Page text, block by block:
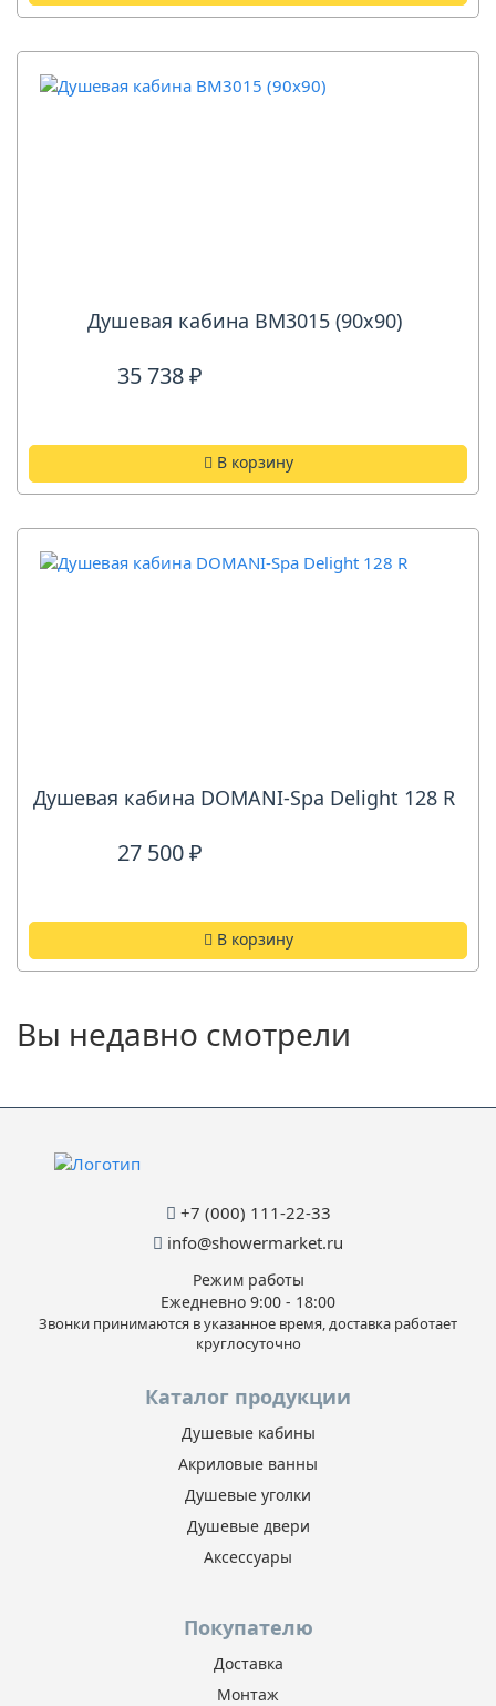
Душевая кабина ВМ3015 (90х90)
35 738 ₽
В корзину
Душевая кабина DOMANI-Spa Delight 128 R
27 500 ₽
В корзину
Вы недавно смотрели
+7 (000) 111-22-33
info@showermarket.ru
Режим работы
Ежедневно 9:00 - 18:00
Звонки принимаются в указанное время, доставка работает
круглосуточно
Каталог продукции
Душевые кабины
Акриловые ванны
Душевые уголки
Душевые двери
Аксессуары
Покупателю
Доставка
Монтаж